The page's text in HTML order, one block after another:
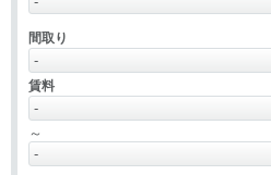
間取り
賃料
～